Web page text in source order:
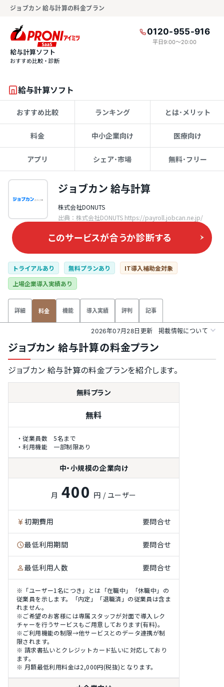
ジョブカン 給与計算の料金プラン
0120-955-916
平日9:00〜20:00
給与計算ソフト
おすすめ比較・診断
給与計算ソフト
おすすめ比較 ランキング とは･メリット
料金 中小企業向け 医療向け
アプリ シェア･市場 無料･フリー
ジョブカン 給与計算
株式会社DONUTS
出典：株式会社DONUTS https://payroll.jobcan.ne.jp/
このサービスが合うか診断する
トライアルあり 無料プランあり
IT導入補助金対象
上場企業導入実績あり
詳細 料金 機能 導入実績 評判 記事
2026年07月28日更新 掲載情報について
ジョブカン 給与計算の料金プラン
ジョブカン 給与計算の料金プランを紹介します。
無料プラン
無料
・従業員数 5名まで
・利用機能 一部制限あり
中・小規模の企業向け
月 400 円 / ユーザー
初期費用 要問合せ
最低利用期間 要問合せ
最低利用人数 要問合せ
※「ユーザー1名につき」とは「在職中」「休職中」の
従業員を示します。「内定」「退職済」の従業員は含ま
れません。
※ご希望のお客様には専属スタッフが対面で導入レク
チャーを行うサービスもご用意しております(有料)。
※ご利用機能の制限→他サービスとのデータ連携が制
限されます。
※ 請求書払いとクレジットカード払いに対応しており
ます。
※ 月額最低利用料金は2,000円(税抜)となります。